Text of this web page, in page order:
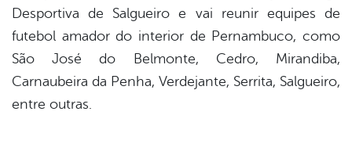
Desportiva de Salgueiro e vai reunir equipes de
futebol amador do interior de Pernambuco, como
São José do Belmonte, Cedro, Mirandiba,
Carnaubeira da Penha, Verdejante, Serrita, Salgueiro,
entre outras.